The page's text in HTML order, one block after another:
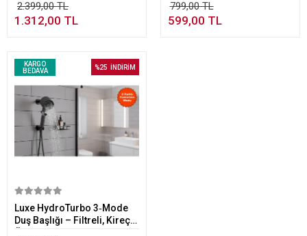
2.399,00 TL
1.312,00 TL
Basınçlı M
799,00 TL
599,00 TL
KARGO
BEDAVA
%25 İNDİRİM
Sepete Ekle
Luxe HydroTurbo 3‑Mode
Duş Başlığı – Filtreli, Kireç